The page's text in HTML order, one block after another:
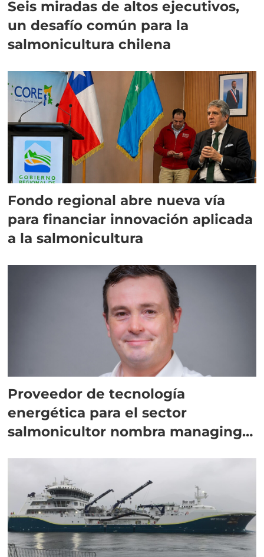
Seis miradas de altos ejecutivos,
un desafío común para la
salmonicultura chilena
Fondo regional abre nueva vía
para financiar innovación aplicada
a la salmonicultura
Proveedor de tecnología
energética para el sector
salmonicultor nombra managing